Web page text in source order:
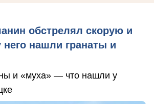
обстрелял скорую и
нашли гранаты и
и «муха» — что нашли у